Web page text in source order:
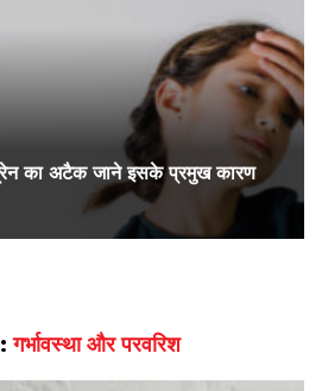
का अटैक जाने इसके प्रमुख कारण
गर्भावस्था और परवरिश